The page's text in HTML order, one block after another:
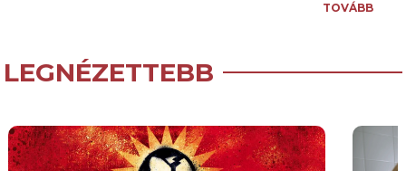
TOVÁBB
LEGNÉZETTEBB